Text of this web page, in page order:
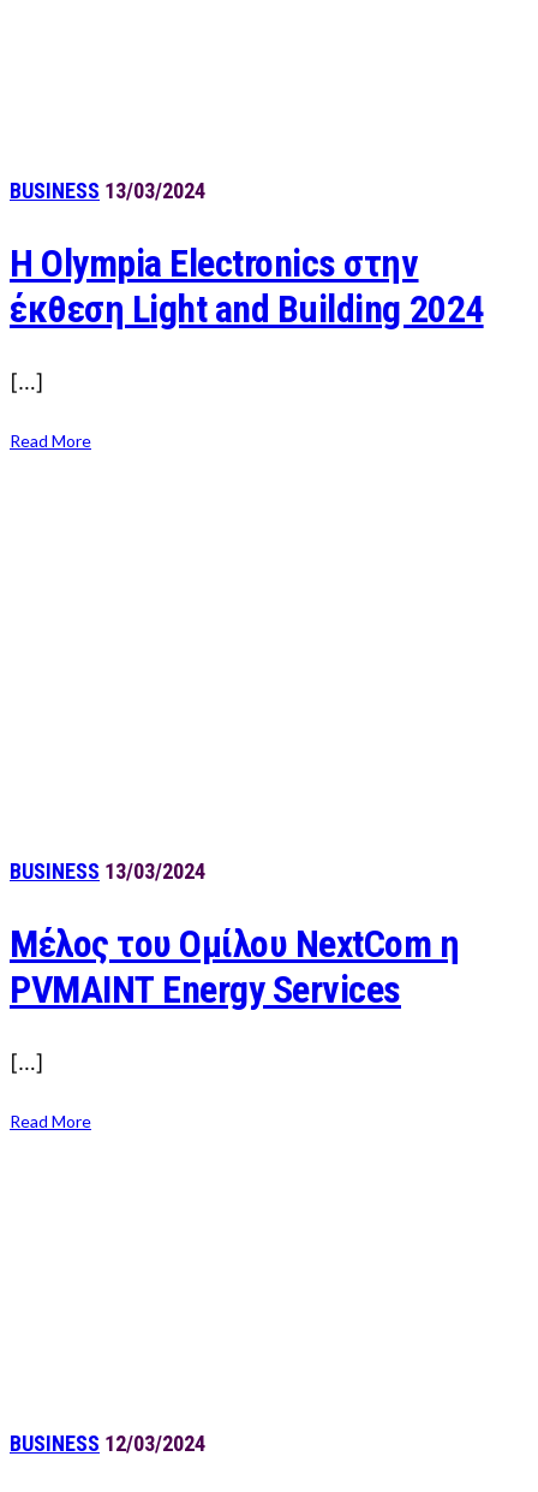
BUSINESS 13/03/2024
Η Olympia Electronics στην
έκθεση Light and Building 2024
[…]
Read More
BUSINESS 13/03/2024
Μέλος του Ομίλου NextCom η
PVMAINT Energy Services
[…]
Read More
BUSINESS 12/03/2024